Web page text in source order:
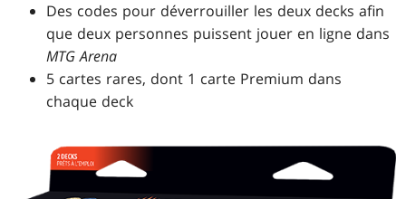
Des codes pour déverrouiller les deux decks afin
que deux personnes puissent jouer en ligne dans
MTG Arena
5 cartes rares, dont 1 carte Premium dans
chaque deck